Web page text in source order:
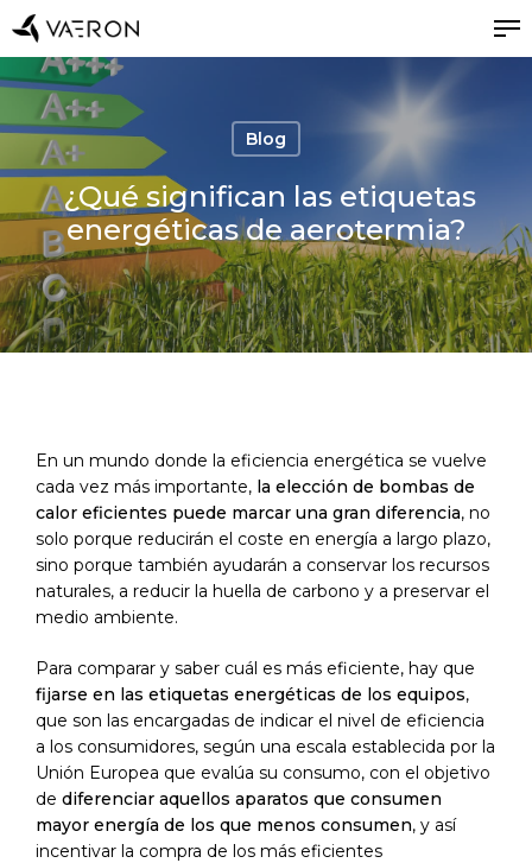
Skip
to
main
content
Blog
¿Qué significan las etiquetas
energéticas de aerotermia?
En un mundo donde la eficiencia energética se vuelve
cada vez más importante, la elección de bombas de
calor eficientes puede marcar una gran diferencia, no
solo porque reducirán el coste en energía a largo plazo,
sino porque también ayudarán a conservar los recursos
naturales, a reducir la huella de carbono y a preservar el
medio ambiente.
Para comparar y saber cuál es más eficiente, hay que
fijarse en las etiquetas energéticas de los equipos,
que son las encargadas de indicar el nivel de eficiencia
a los consumidores, según una escala establecida por la
Unión Europea que evalúa su consumo, con el objetivo
de diferenciar aquellos aparatos que consumen
mayor energía de los que menos consumen, y así
incentivar la compra de los más eficientes